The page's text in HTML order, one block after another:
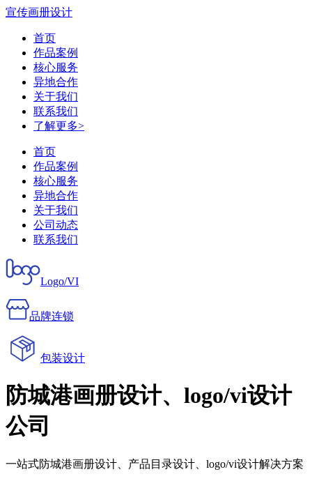
宣传画册设计
首页
作品案例
核心服务
异地合作
关于我们
联系我们
了解更多>
首页
作品案例
核心服务
异地合作
关于我们
公司动态
联系我们
Logo/VI
品牌连锁
包装设计
防城港画册设计、logo/vi设计
公司
一站式防城港画册设计、产品目录设计、logo/vi设计解决方案